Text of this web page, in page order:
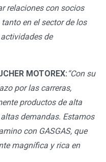
relaciones con socios
en el sector de los
de
MOTOREX: “Con su
por las carreras,
productos de alta
demandas. Estamos
con GASGAS, que
magnífica y rica en